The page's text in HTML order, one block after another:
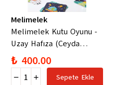
Melimelek
Melimelek Kutu Oyunu -
Uzay Hafıza (Ceyda
Düvenci)
₺ 400.00
Sepete Ekle